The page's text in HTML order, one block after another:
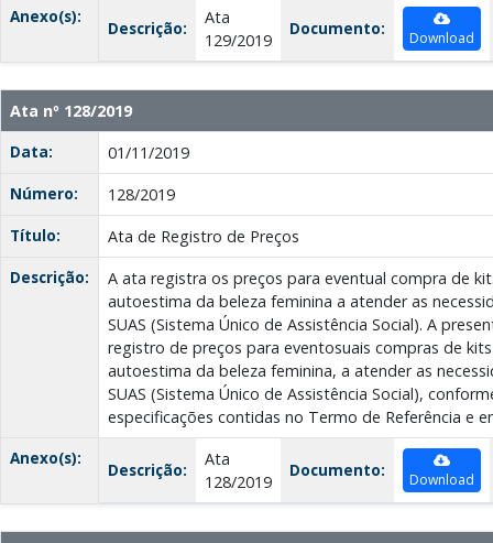
Anexo(s):
Descrição:
Ata
129/2019
Documento: Download
Ata nº 128/2019
Data:
01/11/2019
Número:
128/2019
Título:
Ata de Registro de Preços
Descrição:
A ata registra os preços para eventual compra de
autoestima da beleza feminina a atender as
SUAS (Sistema Único de Assistência Social). A
registro de preços para eventosuais compras de
autoestima da beleza feminina, a atender as
SUAS (Sistema Único de Assistência Social),
especificações contidas no Termo de Referência e
Anexo(s):
Descrição:
Ata
128/2019
Documento: Download